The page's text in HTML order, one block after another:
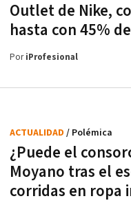
Outlet de Nike,
hasta con 45%
PoriProfesional
¿Puede el
Moyano tras el
corridas en ropa
ACTUALIDAD / Polémica